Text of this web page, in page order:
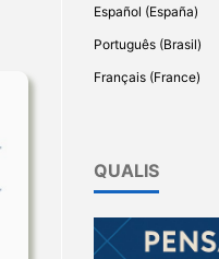
Español (España)
Português (Brasil)
Français (France)
QUALIS